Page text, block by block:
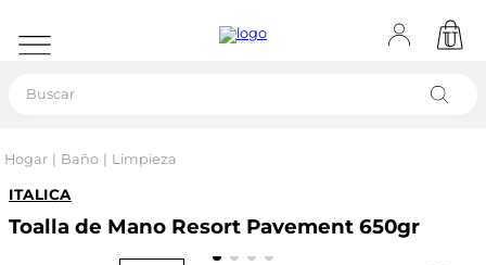
Hogar Baño Limpieza
ITALICA
Toalla de Mano Resort Pavement 650gr